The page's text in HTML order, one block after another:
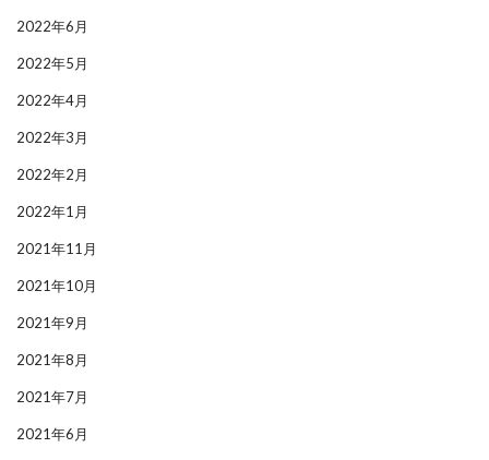
2022年6月
2022年5月
2022年4月
2022年3月
2022年2月
2022年1月
2021年11月
2021年10月
2021年9月
2021年8月
2021年7月
2021年6月